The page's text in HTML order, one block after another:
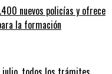
nuevos policías y ofrece
la formación